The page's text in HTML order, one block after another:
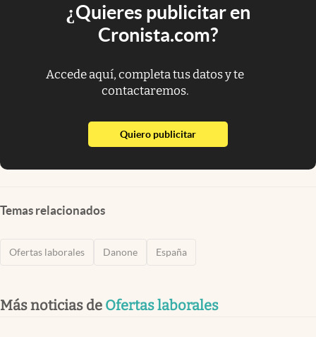
¿Quieres publicitar en
Cronista.com?
Accede aquí, completa tus datos y te
contactaremos.
Quiero publicitarabre en nueva pestaña
Temas relacionados
Ofertas laborales Danone España
Más noticias de Ofertas laborales